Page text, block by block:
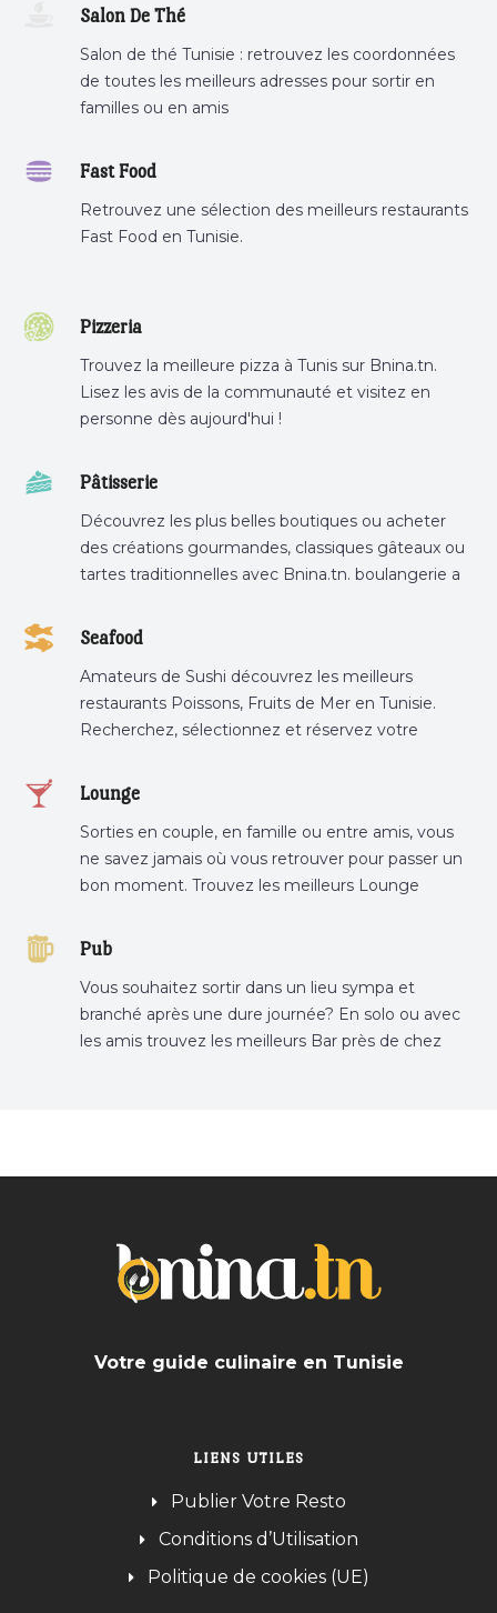
Salon De Thé
Salon de thé Tunisie : retrouvez les coordonnées
de toutes les meilleurs adresses pour sortir en
familles ou en amis
Fast Food
Retrouvez une sélection des meilleurs restaurants
Fast Food en Tunisie.
Pizzeria
Trouvez la meilleure pizza à Tunis sur Bnina.tn.
Lisez les avis de la communauté et visitez en
personne dès aujourd'hui !
Pâtisserie
Découvrez les plus belles boutiques ou acheter
des créations gourmandes, classiques gâteaux ou
tartes traditionnelles avec Bnina.tn. boulangerie a
tunis, pâtisserie sousse .
Seafood
Amateurs de Sushi découvrez les meilleurs
restaurants Poissons, Fruits de Mer en Tunisie.
Recherchez, sélectionnez et réservez votre
Lounge
Sorties en couple, en famille ou entre amis, vous
ne savez jamais où vous retrouver pour passer un
bon moment. Trouvez les meilleurs Lounge
Pub
Vous souhaitez sortir dans un lieu sympa et
branché après une dure journée? En solo ou avec
les amis trouvez les meilleurs Bar près de chez
Votre guide culinaire en Tunisie
LIENS UTILES
Publier Votre Resto
Conditions d’Utilisation
Politique de cookies (UE)